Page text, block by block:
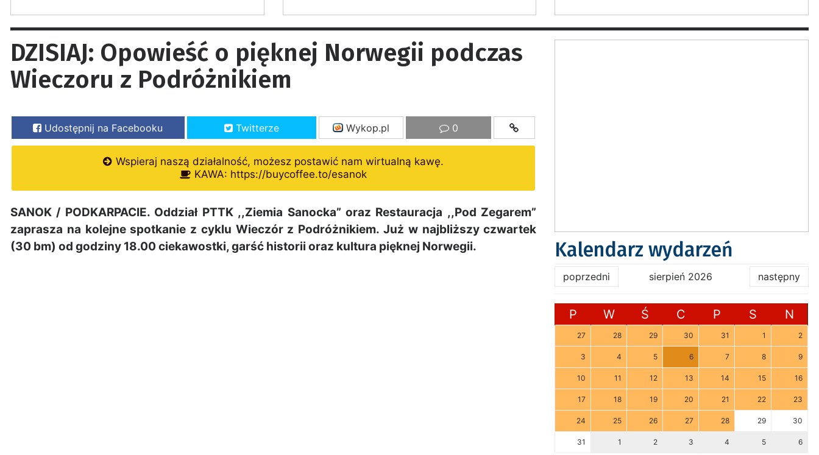
DZISIAJ: Opowieść o pięknej Norwegii podczas
Wieczoru z Podróżnikiem
Udostępnij na Facebooku Twitterze Wykop.pl 0
Wspieraj naszą działalność, możesz postawić nam wirtualną kawę.
KAWA: https://buycoffee.to/esanok
SANOK / PODKARPACIE. Oddział PTTK ,,Ziemia Sanocka” oraz Restauracja ,,Pod Zegarem”
zaprasza na kolejne spotkanie z cyklu Wieczór z Podróżnikiem. Już w najbliższy czwartek
(30 bm) od godziny 18.00 ciekawostki, garść historii oraz kultura pięknej Norwegii.
Kalendarz wydarzeń
poprzedni sierpień 2026 następny
P W Ś C P S N
27 28 29 30 31 1 2
3 4 5 6 7 8 9
10 11 12 13 14 15 16
17 18 19 20 21 22 23
24 25 26 27 28 29 30
31 1 2 3 4 5 6